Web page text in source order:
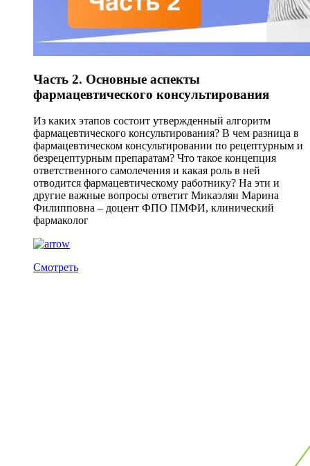
Часть 2. Основные аспекты
фармацевтического консультирования
Из каких этапов состоит утвержденный алгоритм
фармацевтического консультирования? В чем разница в
фармацевтическом консультировании по рецептурным и
безрецептурным препаратам? Что такое концепция
ответственного самолечения и какая роль в ней
отводится фармацевтическому работнику? На эти и
другие важные вопросы ответит Микаэлян Марина
Филипповна – доцент ФПО ПМФИ, клинический
фармаколог
Смотреть